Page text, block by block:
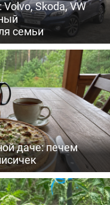
Skoda, VW
семьи
даче: печем